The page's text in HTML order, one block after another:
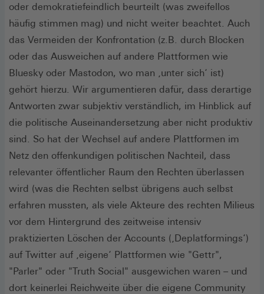
oder demokratiefeindlich beurteilt (was zweifellos
häufig stimmen mag) und nicht weiter beachtet. Auch
das Vermeiden der Konfrontation (z.B. durch Blocken
oder das Ausweichen auf andere Plattformen wie
Bluesky oder Mastodon, wo man ‚unter sich‘ ist)
gehört hierzu. Wir argumentieren dafür, dass derartige
Antworten zwar subjektiv verständlich, im Hinblick auf
die politische Auseinandersetzung aber nicht produktiv
sind. So hat der Wechsel auf andere Plattformen im
Netz den offenkundigen politischen Nachteil, dass
relevanter öffentlicher Raum den Rechten überlassen
wird (was die Rechten selbst übrigens auch selbst
erfahren mussten, als viele Akteure des rechten Milieus
vor dem Hintergrund des zeitweise intensiv
praktizierten Löschen der Accounts (‚Deplatformings‘)
auf Twitter auf ‚eigene‘ Plattformen wie "Gettr",
"Parler" oder "Truth Social" ausgewichen waren – und
dort keinerlei Reichweite über die eigene Community